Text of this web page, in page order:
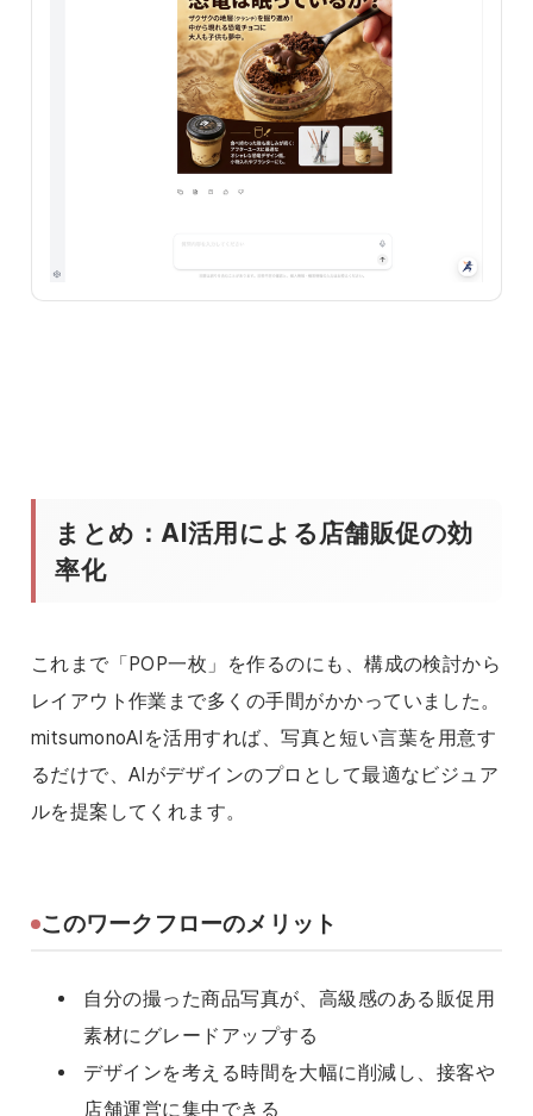
まとめ：AI活用による店舗販促の効
率化
これまで「POP一枚」を作るのにも、構成の検討から
レイアウト作業まで多くの手間がかかっていました。
mitsumonoAIを活用すれば、写真と短い言葉を用意す
るだけで、AIがデザインのプロとして最適なビジュア
ルを提案してくれます。
このワークフローのメリット
自分の撮った商品写真が、高級感のある販促用
素材にグレードアップする
デザインを考える時間を大幅に削減し、接客や
店舗運営に集中できる